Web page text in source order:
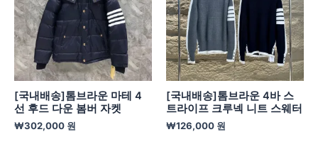
[국내배송]톰브라운 마테 4
선 후드 다운 봄버 자켓
₩302,000 원
[국내배송]톰브라운 4바 스
트라이프 크루넥 니트 스웨터
₩126,000 원